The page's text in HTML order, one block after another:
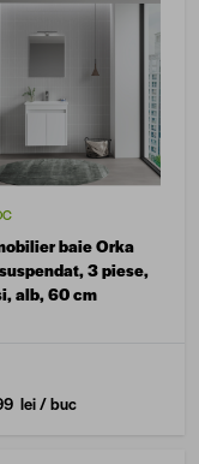
baie Orka
3 piese,
alb, 60 cm
lei/ buc